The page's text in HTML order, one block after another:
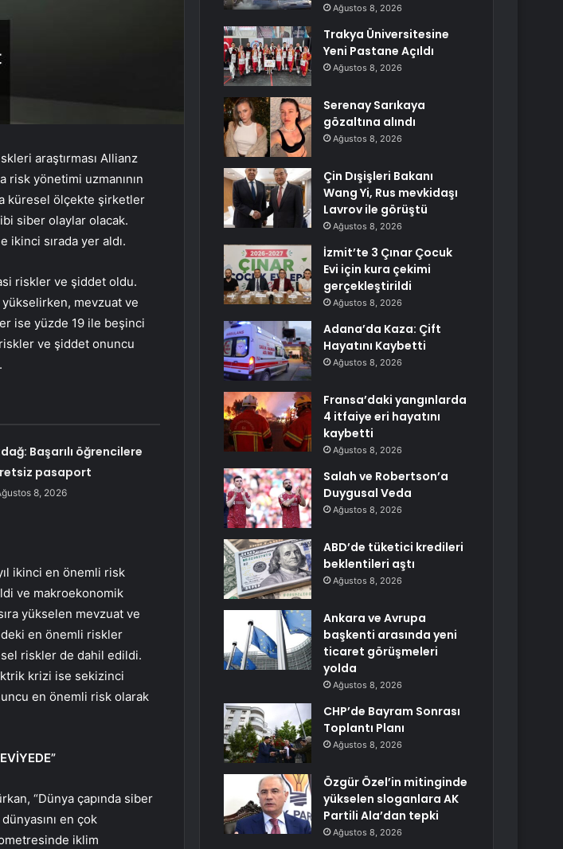
araştırması Allianz
risk yönetimi uzmanının
küresel ölçekte şirketler
siber olaylar olacak.
ikinci sırada yer aldı.
riskler ve şiddet oldu.
yükselirken, mevzuat ve
ise yüzde 19 ile beşinci
riskler ve şiddet onuncu
Başarılı öğrencilere
pasaport
8, 2026
ikinci en önemli risk
ve makroekonomik
yükselen mevzuat ve
en önemli riskler
riskler de dahil edildi.
krizi ise sekizinci
en önemli risk olarak
“Dünya çapında siber
en çok
iklim
Ağustos 8, 2026
Trakya Üniversitesine
Yeni Pastane Açıldı
Ağustos 8, 2026
Serenay Sarıkaya
gözaltına alındı
Ağustos 8, 2026
Çin Dışişleri Bakanı
Wang Yi, Rus mevkidaşı
Lavrov ile görüştü
Ağustos 8, 2026
İzmit’te 3 Çınar Çocuk
Evi için kura çekimi
gerçekleştirildi
Ağustos 8, 2026
Adana’da Kaza: Çift
Hayatını Kaybetti
Ağustos 8, 2026
Fransa’daki yangınlarda
4 itfaiye eri hayatını
kaybetti
Ağustos 8, 2026
Salah ve Robertson’a
Duygusal Veda
Ağustos 8, 2026
ABD’de tüketici kredileri
beklentileri aştı
Ağustos 8, 2026
Ankara ve Avrupa
başkenti arasında yeni
ticaret görüşmeleri
yolda
Ağustos 8, 2026
CHP’de Bayram Sonrası
Toplantı Planı
Ağustos 8, 2026
Özgür Özel’in mitinginde
yükselen sloganlara AK
Partili Ala’dan tepki
Ağustos 8, 2026